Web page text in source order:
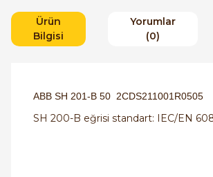
Ürün
Bilgisi
Yorumlar
(0)
ABB SH 201-B 50 2CDS211001R0505
SH 200-B eğrisi standart: IEC/EN